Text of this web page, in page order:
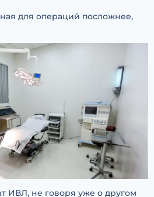
для операций посложнее,
ИВЛ, не говоря уже о другом